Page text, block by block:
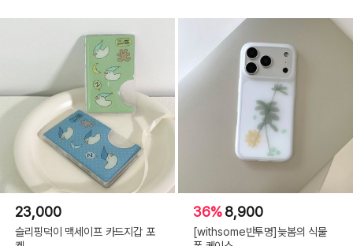
23,000
슬리핑덕이 맥세이프 카드지갑 포
36%8,900
[withsome반투명]늦봄의 식물